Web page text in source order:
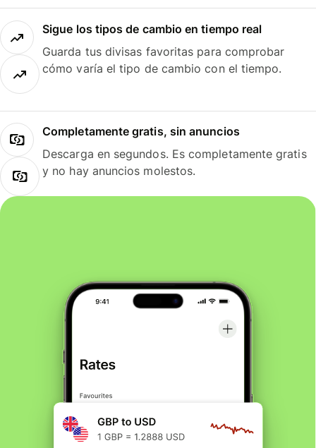
Sigue los tipos de cambio en tiempo real
Guarda tus divisas favoritas para comprobar
cómo varía el tipo de cambio con el tiempo.
Completamente gratis, sin anuncios
Descarga en segundos. Es completamente gratis
y no hay anuncios molestos.